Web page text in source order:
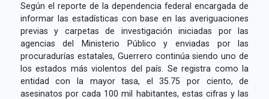
Según el reporte de la dependencia federal encargada de
informar las estadísticas con base en las averiguaciones
previas y carpetas de investigación iniciadas por las
agencias del Ministerio Público y enviadas por las
procuradurías estatales, Guerrero continúa siendo uno de
los estados más violentos del país. Se registra como la
entidad con la mayor tasa, el 35.75 por ciento, de
asesinatos por cada 100 mil habitantes, estas cifras y las